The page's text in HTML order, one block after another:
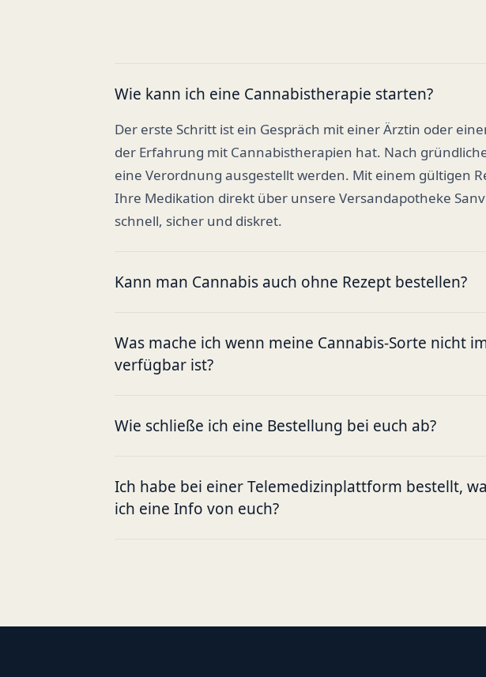
Wie kann ich eine Cannabistherapie starten?
Der erste Schritt ist ein Gespräch mit einer Ärztin oder
der Erfahrung mit Cannabistherapien hat. Nach
eine Verordnung ausgestellt werden. Mit einem gültigen
Ihre Medikation direkt über unsere Versandapotheke
schnell, sicher und diskret.
Kann man Cannabis auch ohne Rezept bestellen?
Was mache ich wenn meine Cannabis-Sorte nicht
verfügbar ist?
Wie schließe ich eine Bestellung bei euch ab?
Ich habe bei einer Telemedizinplattform bestellt,
ich eine Info von euch?